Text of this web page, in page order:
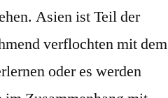
Asien ist Teil der
verflochten mit dem
oder es werden